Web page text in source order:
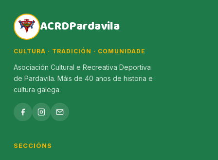
ACRDPardavila
CULTURA · TRADICIÓN · COMUNIDADE
Asociación Cultural e Recreativa Deportiva
de Pardavila. Máis de 40 anos de historia e
cultura galega.
SECCIÓNS